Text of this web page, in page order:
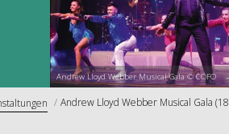
Andrew Lloyd Webber Musical Gala © COFO
Andrew Lloyd Webber Musical Gala